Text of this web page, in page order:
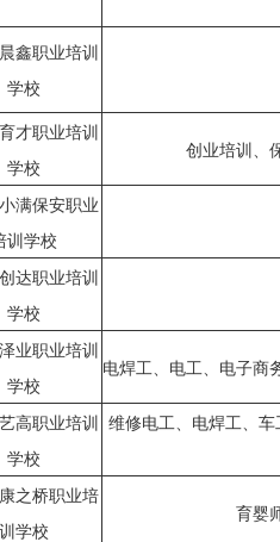
鑫职业培训
学校
才职业培训
学校
创业培训、
满保安职业
训学校
达职业培训
学校
业职业培训
学校
电焊工、电工、电子商
高职业培训
学校
维修电工、电焊工、
之桥职业培
训学校
育婴